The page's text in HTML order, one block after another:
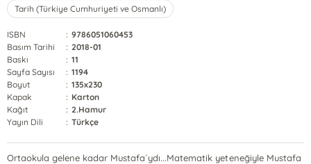
Tarih (Türkiye Cumhuriyeti ve Osmanlı)
ISBN : 9786051060453
Basım Tarihi
: 2018-01
Baskı
: 11
Sayfa Sayısı
: 1194
Boyut
: 135x230
Kapak
: Karton
Kağıt
: 2.Hamur
Yayın Dili
: Türkçe
Ortaokula gelene kadar Mustafa´ydı...Matematik yeteneğiyle Mustafa